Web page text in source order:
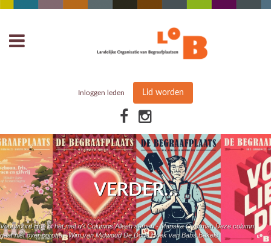
Inloggen leden Lid worden
VERDER…
Voorwoord Hoe is het met u? Columns Alleen samen - Mariska Overman Deze column
gaat niet over corona - Wim van Midwoud De Dode Hoek van Babs Bakels